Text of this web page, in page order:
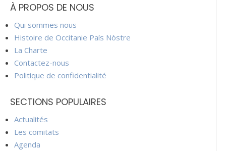
À PROPOS DE NOUS
Qui sommes nous
Histoire de Occitanie País Nòstre
La Charte
Contactez-nous
Politique de confidentialité
SECTIONS POPULAIRES
Actualités
Les comitats
Agenda